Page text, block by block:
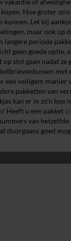
vakantie of
Hoe groter
kunnen. Let bij
maar ook op
langere periode
geen goede optie,
slot gaan nadat ze
met
een veiligem manier
pakketten van
kan er in zo'n box
Heeft u een pakket
van hetzelfde
doorgaans goed